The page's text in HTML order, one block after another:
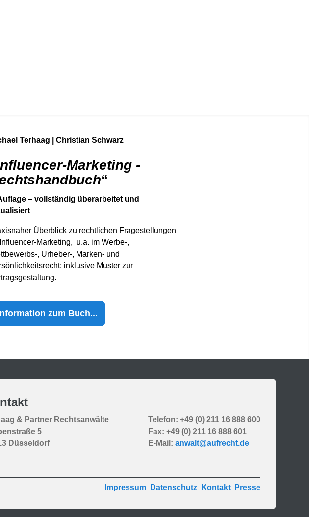
Terhaag | Christian Schwarz
Marketing -
“
– vollständig überarbeitet und
Überblick zu rechtlichen Fragestellungen
Marketing, u.a. im Werbe-,
, Urheber-, Marken- und
inklusive Muster zur
zum Buch...
& Partner Rechtsanwälte
5
Düsseldorf
Telefon: +49 (0) 211 16 888 600
Fax: +49 (0) 211 16 888 601
E-Mail: anwalt@aufrecht.de
Impressum Datenschutz Kontakt Presse